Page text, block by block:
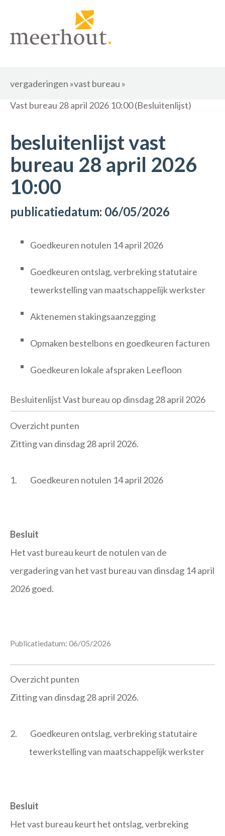
vergaderingen »vast bureau »
Vast bureau 28 april 2026 10:00 (Besluitenlijst)
besluitenlijst vast
bureau 28 april 2026
10:00
publicatiedatum: 06/05/2026
Goedkeuren notulen 14 april 2026
Goedkeuren ontslag, verbreking statutaire
tewerkstelling van maatschappelijk werkster
Aktenemen stakingsaanzegging
Opmaken bestelbons en goedkeuren facturen
Goedkeuren lokale afspraken Leefloon
Besluitenlijst Vast bureau op dinsdag 28 april 2026
Overzicht punten
Zitting van dinsdag 28 april 2026.
1. Goedkeuren notulen 14 april 2026
Besluit
Het vast bureau keurt de notulen van de
vergadering van het vast bureau van dinsdag 14 april
2026 goed.
Publicatiedatum: 06/05/2026
Overzicht punten
Zitting van dinsdag 28 april 2026.
2.
Goedkeuren ontslag, verbreking statutaire
tewerkstelling van maatschappelijk werkster
Besluit
Het vast bureau keurt het ontslag, verbreking